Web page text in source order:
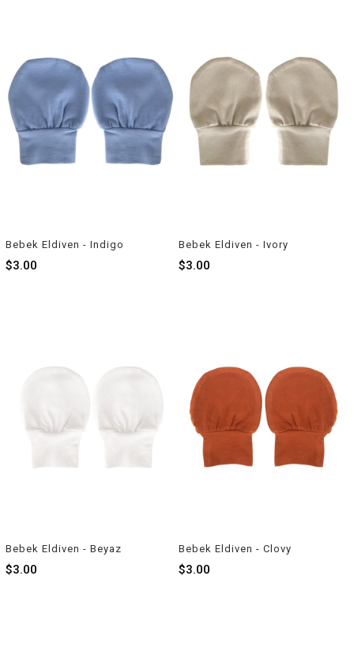
Bebek Eldiven - Indigo
$3.00
Bebek Eldiven - Ivory
$3.00
Bebek Eldiven - Beyaz
$3.00
Bebek Eldiven - Clovy
$3.00